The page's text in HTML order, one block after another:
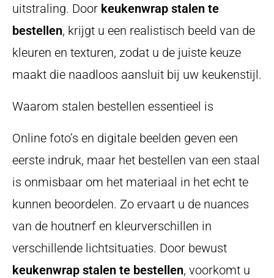
uitstraling. Door keukenwrap stalen te
bestellen, krijgt u een realistisch beeld van de
kleuren en texturen, zodat u de juiste keuze
maakt die naadloos aansluit bij uw keukenstijl.
Waarom stalen bestellen essentieel is
Online foto’s en digitale beelden geven een
eerste indruk, maar het bestellen van een staal
is onmisbaar om het materiaal in het echt te
kunnen beoordelen. Zo ervaart u de nuances
van de houtnerf en kleurverschillen in
verschillende lichtsituaties. Door bewust
keukenwrap stalen te bestellen, voorkomt u